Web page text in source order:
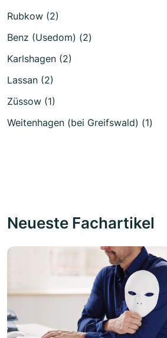
Rubkow (2)
Benz (Usedom) (2)
Karlshagen (2)
Lassan (2)
Züssow (1)
Weitenhagen (bei Greifswald) (1)
Neueste Fachartikel